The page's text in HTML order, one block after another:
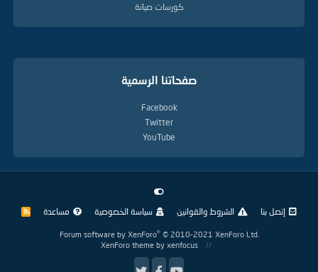
كورسات صيانة
صفحاتنا الرسمية
Facebook
Twitter
YouTube
إتصل بنا الشروط والقوانين سياسة الخصوصية مساعدة
R
Forum software by XenForo® © 2010-2021 XenForo Ltd.
XenForo theme by xenfocus